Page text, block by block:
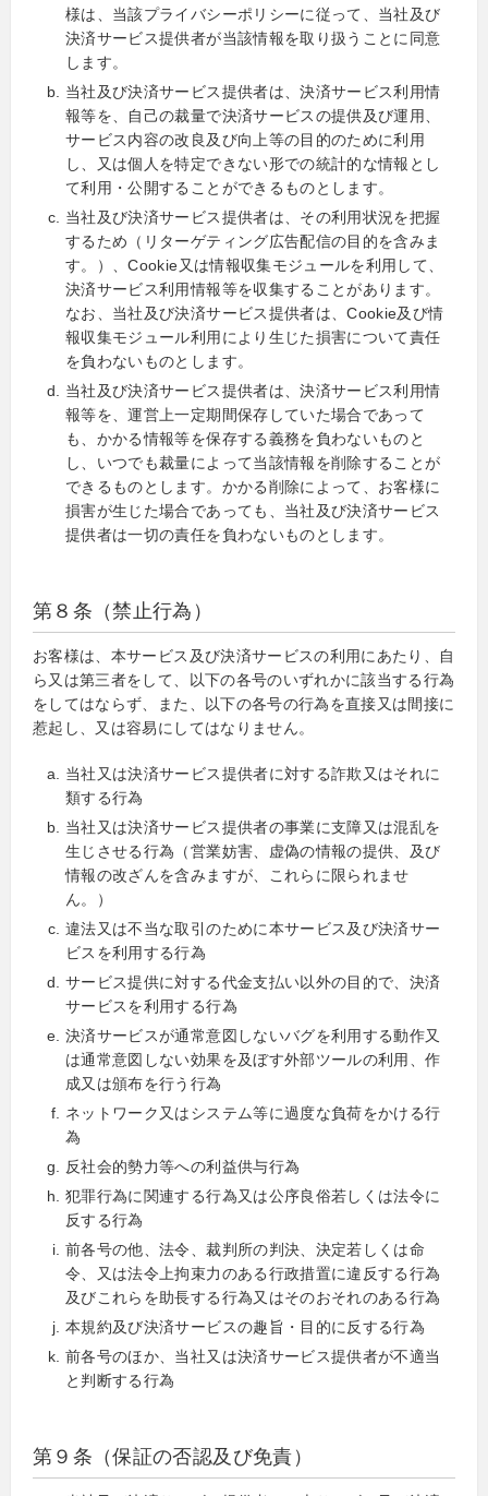
様は、当該プライバシーポリシーに従って、当社及び
決済サービス提供者が当該情報を取り扱うことに同意
します。
当社及び決済サービス提供者は、決済サービス利用情
報等を、自己の裁量で決済サービスの提供及び運用、
サービス内容の改良及び向上等の目的のために利用
し、又は個人を特定できない形での統計的な情報とし
て利用・公開することができるものとします。
当社及び決済サービス提供者は、その利用状況を把握
するため（リターゲティング広告配信の目的を含みま
す。）、Cookie又は情報収集モジュールを利用して、
決済サービス利用情報等を収集することがあります。
なお、当社及び決済サービス提供者は、Cookie及び情
報収集モジュール利用により生じた損害について責任
を負わないものとします。
当社及び決済サービス提供者は、決済サービス利用情
報等を、運営上一定期間保存していた場合であって
も、かかる情報等を保存する義務を負わないものと
し、いつでも裁量によって当該情報を削除することが
できるものとします。かかる削除によって、お客様に
損害が生じた場合であっても、当社及び決済サービス
提供者は一切の責任を負わないものとします。
第８条（禁止行為）
お客様は、本サービス及び決済サービスの利用にあたり、自
ら又は第三者をして、以下の各号のいずれかに該当する行為
をしてはならず、また、以下の各号の行為を直接又は間接に
惹起し、又は容易にしてはなりません。
当社又は決済サービス提供者に対する詐欺又はそれに
類する行為
当社又は決済サービス提供者の事業に支障又は混乱を
生じさせる行為（営業妨害、虚偽の情報の提供、及び
情報の改ざんを含みますが、これらに限られませ
ん。）
違法又は不当な取引のために本サービス及び決済サー
ビスを利用する行為
サービス提供に対する代金支払い以外の目的で、決済
サービスを利用する行為
決済サービスが通常意図しないバグを利用する動作又
は通常意図しない効果を及ぼす外部ツールの利用、作
成又は頒布を行う行為
ネットワーク又はシステム等に過度な負荷をかける行
為
反社会的勢力等への利益供与行為
犯罪行為に関連する行為又は公序良俗若しくは法令に
反する行為
前各号の他、法令、裁判所の判決、決定若しくは命
令、又は法令上拘束力のある行政措置に違反する行為
及びこれらを助長する行為又はそのおそれのある行為
本規約及び決済サービスの趣旨・目的に反する行為
前各号のほか、当社又は決済サービス提供者が不適当
と判断する行為
第９条（保証の否認及び免責）